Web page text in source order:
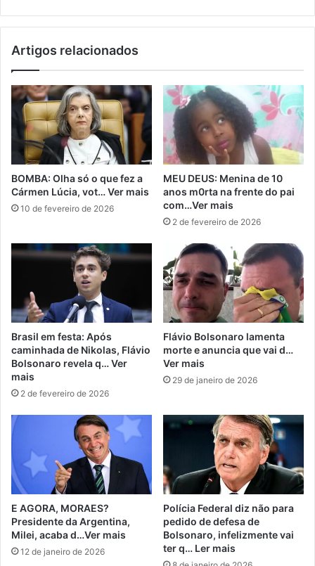
Artigos relacionados
BOMBA: Olha só o que fez a
Cármen Lúcia, vot… Ver mais
10 de fevereiro de 2026
MEU DEUS: Menina de 10
anos m0rta na frente do pai
com…Ver mais
2 de fevereiro de 2026
Brasil em festa: Após
caminhada de Nikolas, Flávio
Bolsonaro revela q… Ver
mais
2 de fevereiro de 2026
Flávio Bolsonaro lamenta
morte e anuncia que vai d…
Ver mais
29 de janeiro de 2026
E AGORA, MORAES?
Presidente da Argentina,
Milei, acaba d…Ver mais
12 de janeiro de 2026
Polícia Federal diz não para
pedido de defesa de
Bolsonaro, infelizmente vai
ter q… Ler mais